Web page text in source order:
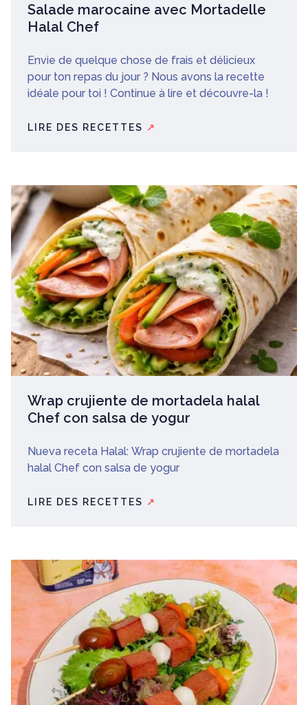
Salade marocaine avec Mortadelle
Halal Chef
Envie de quelque chose de frais et délicieux
pour ton repas du jour ? Nous avons la recette
idéale pour toi ! Continue à lire et découvre-la !
LIRE DES RECETTES ↗
Wrap crujiente de mortadela halal
Chef con salsa de yogur
Nueva receta Halal: Wrap crujiente de mortadela
halal Chef con salsa de yogur
LIRE DES RECETTES ↗